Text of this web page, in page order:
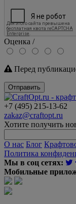
Оценка /
Перед
Отправить
+7 (495) 215-13-62
zakaz@craftopt.ru
Хотите получить
О нас Блог
Политика
Мы в соц сетях:
Мобильные